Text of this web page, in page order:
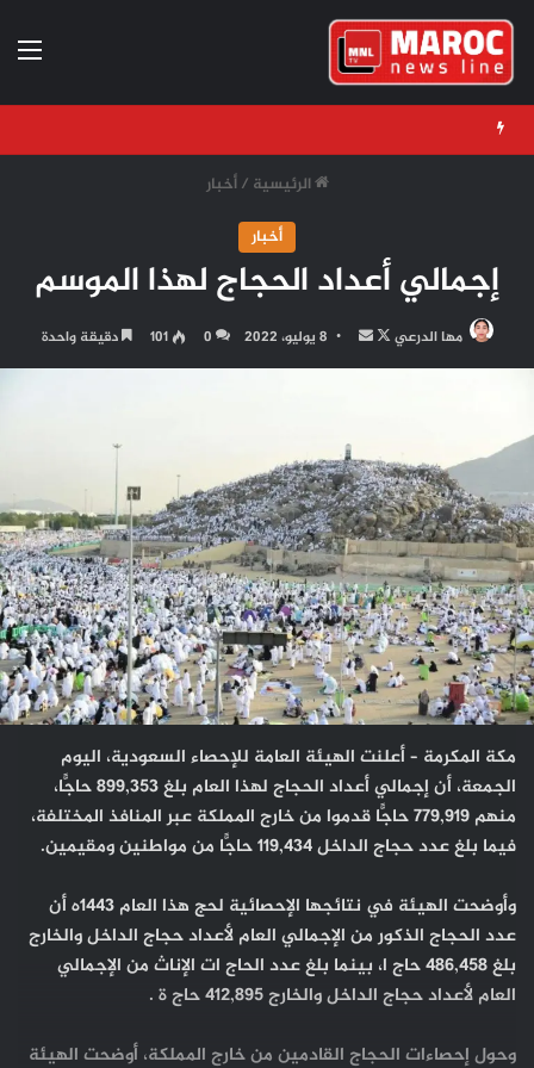
الرئيسية / أخبار
أخبار
إجمالي أعداد الحجاج لهذا الموسم
مها الدرعي
تابع
على
أرسل
بريدا
8 يوليو، 2022 0
101 دقيقة واحدة
مكة المكرمة – أعلنت الهيئة العامة للإحصاء السعودية، اليوم
الجمعة، أن إجمالي أعداد الحجاج لهذا العام بلغ 899,353 حاجًّا،
منهم 779,919 حاجًّا قدموا من خارج المملكة عبر المنافذ المختلفة،
فيما بلغ عدد حجاج الداخل 119,434 حاجًّا من مواطنين ومقيمين.
وأوضحت الهيئة في نتائجها الإحصائية لحج هذا العام 1443ه أن
عدد الحجاج الذكور من الإجمالي العام لأعداد حجاج الداخل والخارج
بلغ 486,458 حاج ا، بينما بلغ عدد الحاج ات الإناث من الإجمالي
العام لأعداد حجاج الداخل والخارج 412,895 حاج ة .
وحول إحصاءات الحجاج القادمين من خارج المملكة، أوضحت الهيئة